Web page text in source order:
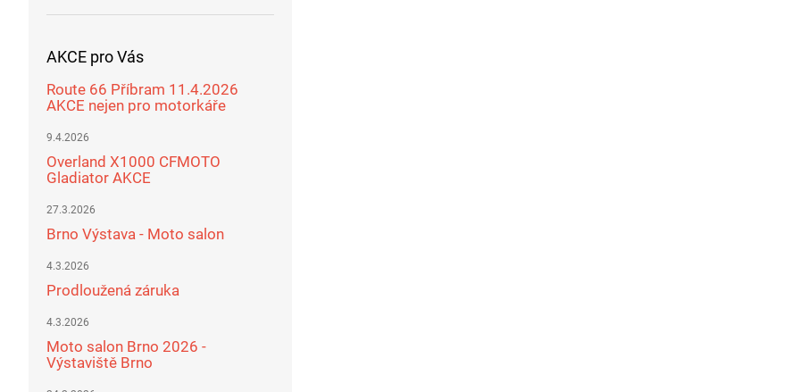
AKCE pro Vás
Route 66 Příbram 11.4.2026
AKCE nejen pro motorkáře
9.4.2026
Overland X1000 CFMOTO
Gladiator AKCE
27.3.2026
Brno Výstava - Moto salon
4.3.2026
Prodloužená záruka
4.3.2026
Moto salon Brno 2026 -
Výstaviště Brno